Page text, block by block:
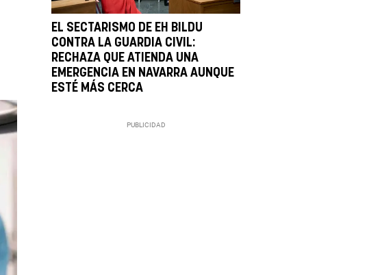
EL SECTARISMO DE EH BILDU
CONTRA LA GUARDIA CIVIL:
RECHAZA QUE ATIENDA UNA
EMERGENCIA EN NAVARRA AUNQUE
ESTÉ MÁS CERCA